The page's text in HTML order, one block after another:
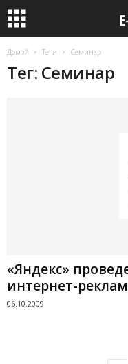
Домой Теги Семинар
Тег: Семинар
«Яндекс»
интернет-
06.10.2009